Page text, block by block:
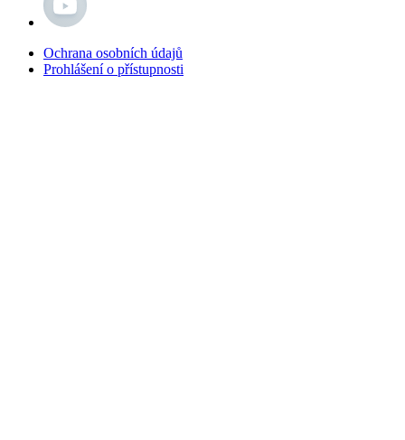
Ochrana osobních údajů
Prohlášení o přístupnosti